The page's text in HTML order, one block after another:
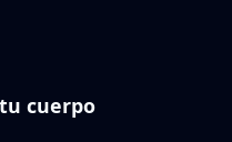
cuerpo